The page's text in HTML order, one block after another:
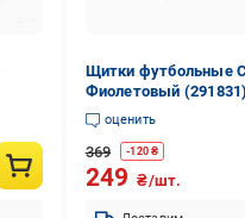
Щитки футбольные
Фиолетовый (291831)
оценить
369 -120 ₴
249 ₴/шт.